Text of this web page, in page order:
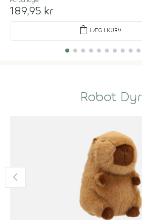
189,95 kr
shopping_bag LÆG I KURV
Robot Dyr